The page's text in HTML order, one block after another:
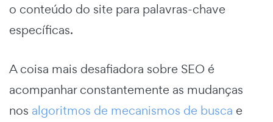
o conteúdo do site para palavras-chave
específicas.
A coisa mais desafiadora sobre SEO é
acompanhar constantemente as mudanças
nos algoritmos de mecanismos de busca e